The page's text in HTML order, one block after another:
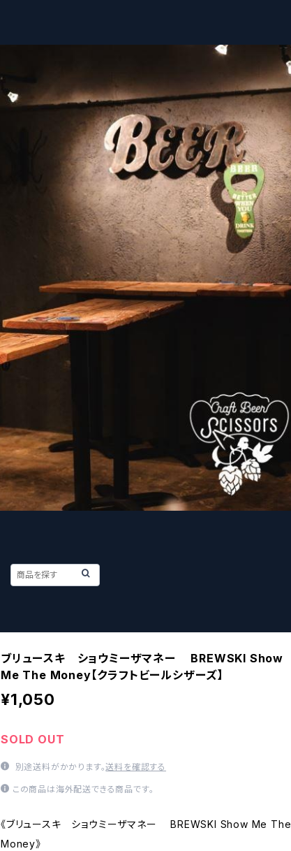
ブリュースキ ショウミーザマネー BREWSKI Show
Me The Money【クラフトビールシザーズ】
¥1,050
SOLD OUT
別途送料がかかります。送料を確認する
この商品は海外配送できる商品です。
《ブリュースキ ショウミーザマネー BREWSKI Show Me The
Money》